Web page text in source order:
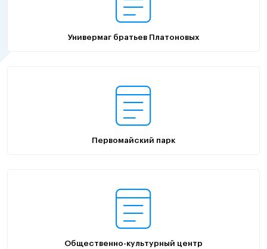
Универмаг братьев Платоновых
Первомайский парк
Общественно-культурный центр